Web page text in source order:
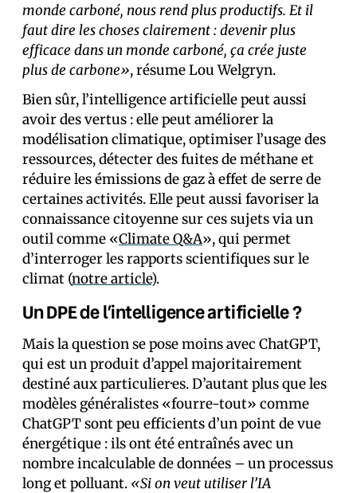
monde carboné, nous rend plus productifs. Et il
faut dire les choses clairement : devenir plus
efficace dans un monde carboné, ça crée juste
plus de carbone», résume Lou Welgryn.
Bien sûr, l’intelligence artificielle peut aussi
avoir des vertus : elle peut améliorer la
modélisation climatique, optimiser l’usage des
ressources, détecter des fuites de méthane et
réduire les émissions de gaz à effet de serre de
certaines activités. Elle peut aussi favoriser la
connaissance citoyenne sur ces sujets via un
outil comme «Climate Q&A», qui permet
d’interroger les rapports scientifiques sur le
climat (notre article).
Un DPE de l’intelligence artificielle ?
Mais la question se pose moins avec ChatGPT,
qui est un produit d’appel majoritairement
destiné aux particulier·es. D’autant plus que les
modèles généralistes «fourre-tout» comme
ChatGPT sont peu efficients d’un point de vue
énergétique : ils ont été entraînés avec un
nombre incalculable de données – un processus
long et polluant. «Si on veut utiliser l’IA